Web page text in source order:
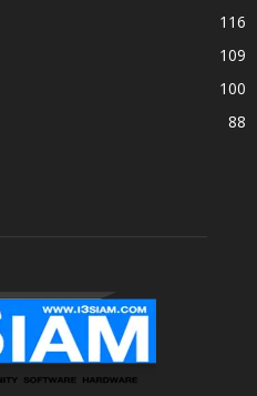
116
109
100
88